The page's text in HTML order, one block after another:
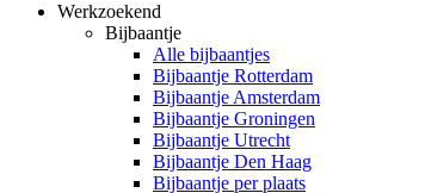
Werkzoekend
Bijbaantje
Alle bijbaantjes
Bijbaantje Rotterdam
Bijbaantje Amsterdam
Bijbaantje Groningen
Bijbaantje Utrecht
Bijbaantje Den Haag
Bijbaantje per plaats